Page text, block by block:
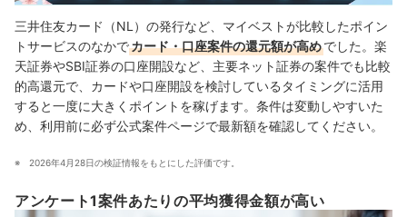
三井住友カード（NL）の発行など、マイベストが比較したポイン
トサービスのなかでカード・口座案件の還元額が高めでした。楽
天証券やSBI証券の口座開設など、主要ネット証券の案件でも比較
的高還元で、カードや口座開設を検討しているタイミングに活用
すると一度に大きくポイントを稼げます。条件は変動しやすいた
め、利用前に必ず公式案件ページで最新額を確認してください。
2026年4月28日の検証情報をもとにした評価です。
アンケート1案件あたりの平均獲得金額が高い